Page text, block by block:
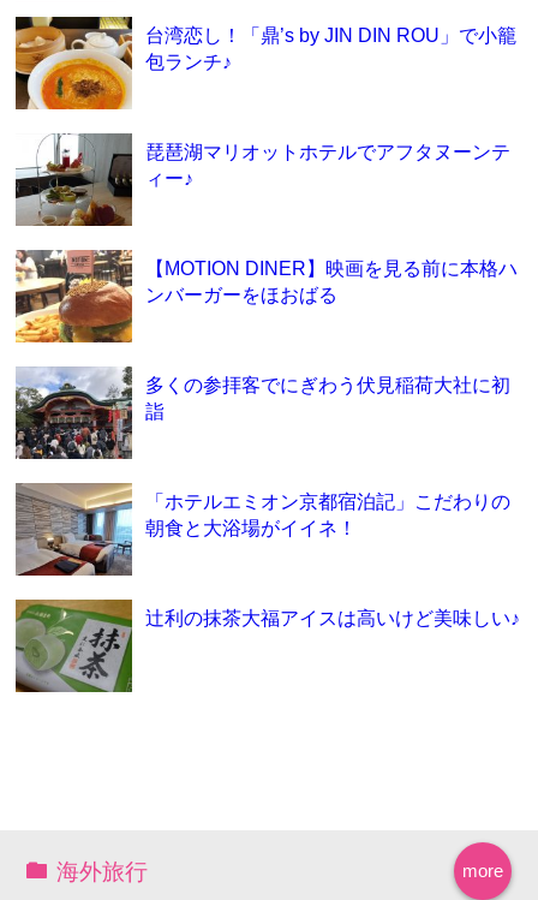
台湾恋し！「鼎’s by JIN DIN ROU」で小籠
包ランチ♪
琵琶湖マリオットホテルでアフタヌーンテ
ィー♪
【MOTION DINER】映画を見る前に本格ハ
ンバーガーをほおばる
多くの参拝客でにぎわう伏見稲荷大社に初
詣
「ホテルエミオン京都宿泊記」こだわりの
朝食と大浴場がイイネ！
辻利の抹茶大福アイスは高いけど美味しい♪
more
海外旅行